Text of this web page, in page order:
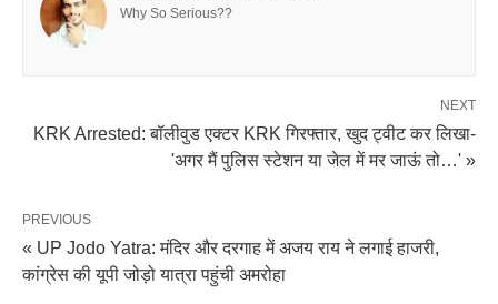
Why So Serious??
NEXT
KRK Arrested: बॉलीवुड एक्टर KRK गिरफ्तार, खुद ट्वीट कर लिखा-
'अगर मैं पुलिस स्टेशन या जेल में मर जाऊं तो…' »
PREVIOUS
« UP Jodo Yatra: मंदिर और दरगाह में अजय राय ने लगाई हाजरी,
कांग्रेस की यूपी जोड़ो यात्रा पहुंची अमरोहा